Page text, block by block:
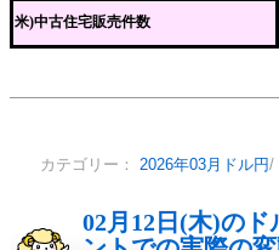
米)中古住宅販売件数
カテゴリー： 2026年03月ドル円/
02月12日(木)の